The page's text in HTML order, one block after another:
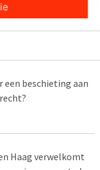
een beschieting aan
Haag verwelkomt